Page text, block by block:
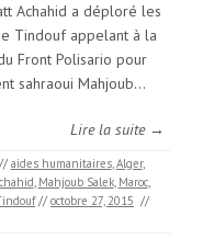
Achahid a déploré les
Tindouf appelant à la
Front Polisario pour
sahraoui Mahjoub…
Lire la suite →
// aides humanitaires,Alger,
, Mahjoub Salek, Maroc,
// octobre 27, 2015 //